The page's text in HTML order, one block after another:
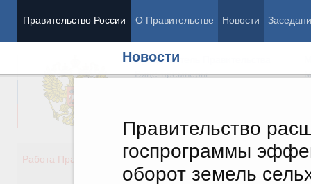
Правительство России О Правительстве Новости
Новости
Правительство
госпрограммы
оборот земель
Председатель Правительства
Вице-премьеры
Работа Правительства
Демография
Здоровье